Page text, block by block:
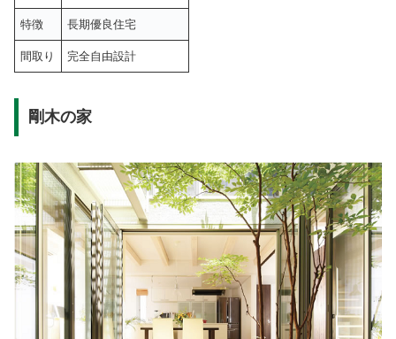
特徴 長期優良住宅
間取り 完全自由設計
剛木の家